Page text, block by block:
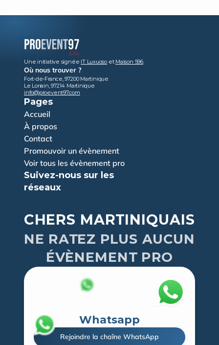
Une initiative signée IT Luxuoso et Maison 596.
Où nous trouver ?
Fort-de-France, 97200 Martinique
Le Lorrain, 97214 Martinique
info@proevent97.com
Pages
Accueil
À propos
Contact
Promouvoir un évènement
Voir tous les évènement pro
Suivez-nous sur les
réseaux
CHERS MARTINIQUAIS
NE RATEZ PLUS AUCUN
ÉVÈNEMENT PRO
Whatsapp
Rejoindre la chaîne WhatsApp